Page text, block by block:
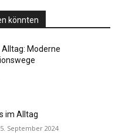
könnten
Alltag: Moderne
im Alltag
September 2024